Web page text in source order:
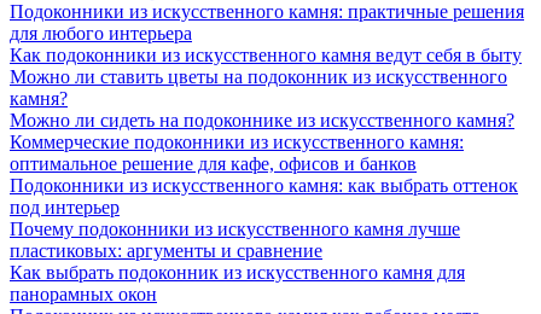
Подоконники из искусственного камня: практичные решения
для любого интерьера
Как подоконники из искусственного камня ведут себя в быту
Можно ли ставить цветы на подоконник из искусственного
камня?
Можно ли сидеть на подоконнике из искусственного камня?
Коммерческие подоконники из искусственного камня:
оптимальное решение для кафе, офисов и банков
Подоконники из искусственного камня: как выбрать оттенок
под интерьер
Почему подоконники из искусственного камня лучше
пластиковых: аргументы и сравнение
Как выбрать подоконник из искусственного камня для
панорамных окон